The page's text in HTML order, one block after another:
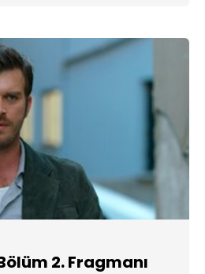
2. Fragmanı